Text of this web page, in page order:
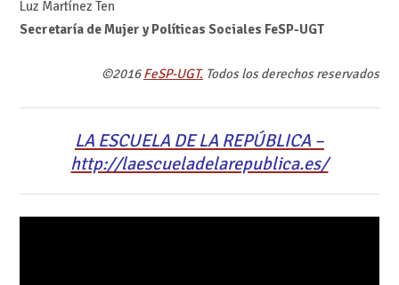
Luz Martínez Ten
Secretaría de Mujer y Políticas Sociales FeSP-UGT
©2016FeSP-UGT. Todos los derechos reservados
LA ESCUELA DE LA REPÚBLICA –
http://laescueladelarepublica.es/